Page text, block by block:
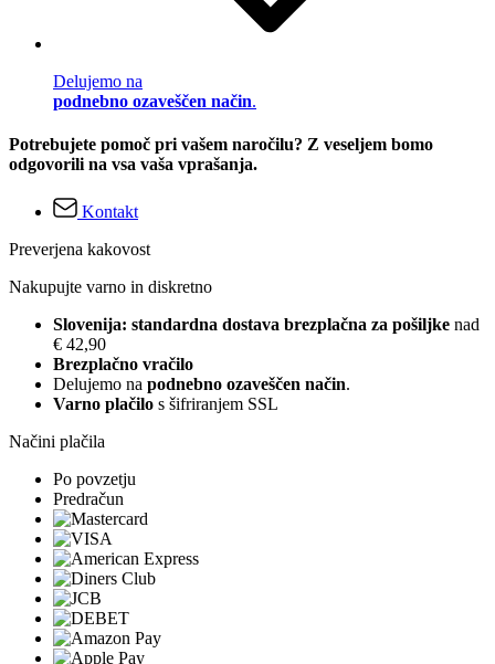
Delujemo na
podnebno ozaveščen način.
Potrebujete pomoč pri vašem naročilu? Z veseljem bomo
odgovorili na vsa vaša vprašanja.
Kontakt
Preverjena kakovost
Nakupujte varno in diskretno
Slovenija: standardna dostava brezplačna za pošiljke nad
€ 42,90
Brezplačno vračilo
Delujemo na podnebno ozaveščen način.
Varno plačilo s šifriranjem SSL
Načini plačila
Po povzetju
Predračun